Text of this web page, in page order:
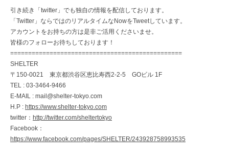
引き続き「twitter」でも独自の情報を配信しております。
「Twitter」ならではのリアルタイムなNowをTweetしています。
アカウントをお持ちの方は是非ご活用くださいませ。
皆様のフォローお待ちしております！
================================================
SHELTER
〒150-0021 東京都渋谷区恵比寿西2-2-5 GOビル 1F
TEL : 03-3464-9466
E-MAIL : mail@shelter-tokyo.com
H.P : https://www.shelter-tokyo.com
twitter： http://twitter.com/sheltertokyo
Facebook：
https://www.facebook.com/pages/SHELTER/243928758993535